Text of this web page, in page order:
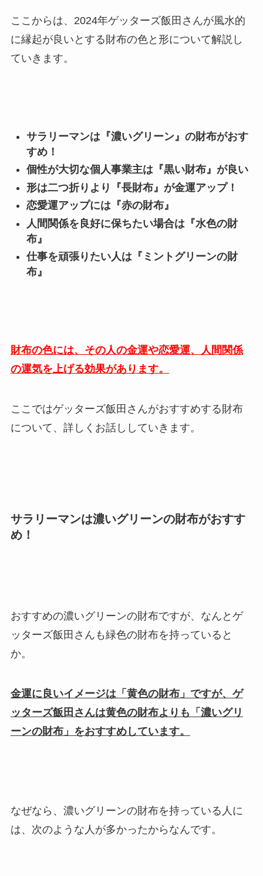
ここからは、2024年ゲッターズ飯田さんが風水的
に縁起が良いとする財布の色と形について解説し
ていきます。
サラリーマンは『濃いグリーン』の財布がおす
すめ！
個性が大切な個人事業主は『黒い財布』が良い
形は二つ折りより『長財布』が金運アップ！
恋愛運アップには『赤の財布』
人間関係を良好に保ちたい場合は『水色の財
布』
仕事を頑張りたい人は『ミントグリーンの財
布』
財布の色には、その人の金運や恋愛運、人間関係
の運気を上げる効果があります。
ここではゲッターズ飯田さんがおすすめする財布
について、詳しくお話ししていきます。
サラリーマンは濃いグリーンの財布がおすす
め！
おすすめの濃いグリーンの財布ですが、なんとゲ
ッターズ飯田さんも緑色の財布を持っていると
か。
金運に良いイメージは「黄色の財布」ですが、ゲ
ッターズ飯田さんは黄色の財布よりも「濃いグリ
ーンの財布」をおすすめしています。
なぜなら、濃いグリーンの財布を持っている人に
は、次のような人が多かったからなんです。